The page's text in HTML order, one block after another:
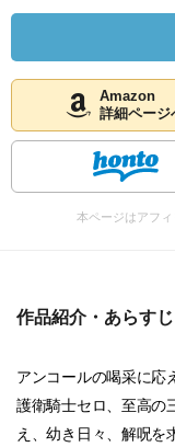
Amazon
詳細ページ
本ページはアフ
作品紹介・あらすじ
アンコールの喝采に応
護衛騎士セロ、至高
え、幼き日々、解呪を